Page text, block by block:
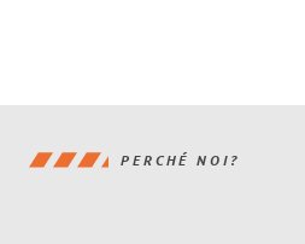
PERCHÉ NOI?